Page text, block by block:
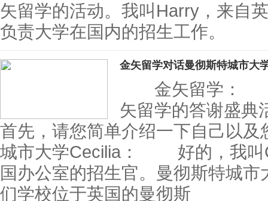
矢留学的活动。我叫Harry，来自
负责大学在国内的招生工作。
金矢留学对话曼彻斯特城市大
金矢留学： 老
矢留学的答谢盛典
首先，请您简单介绍一下自己
城市大学Cecilia： 好的，我叫
国办公室的招生官。曼彻斯特城
们学校位于英国的曼彻斯